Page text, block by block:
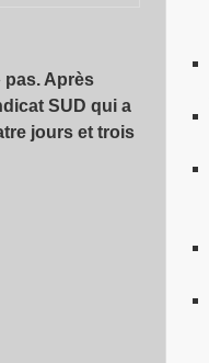
pas. Après
SUD qui a
jours et trois